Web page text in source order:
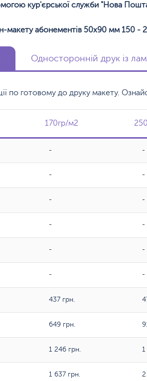
кур'єрської служби "Нова
макету абонементів 50х90 мм 150 -
Односторонній друк із
по готовому до друку макету.
170гр/м2
170гр/м2
- -
- -
- -
- -
- -
- -
437 грн.
649 грн.
1 246 грн. 1
1 637 грн. 2